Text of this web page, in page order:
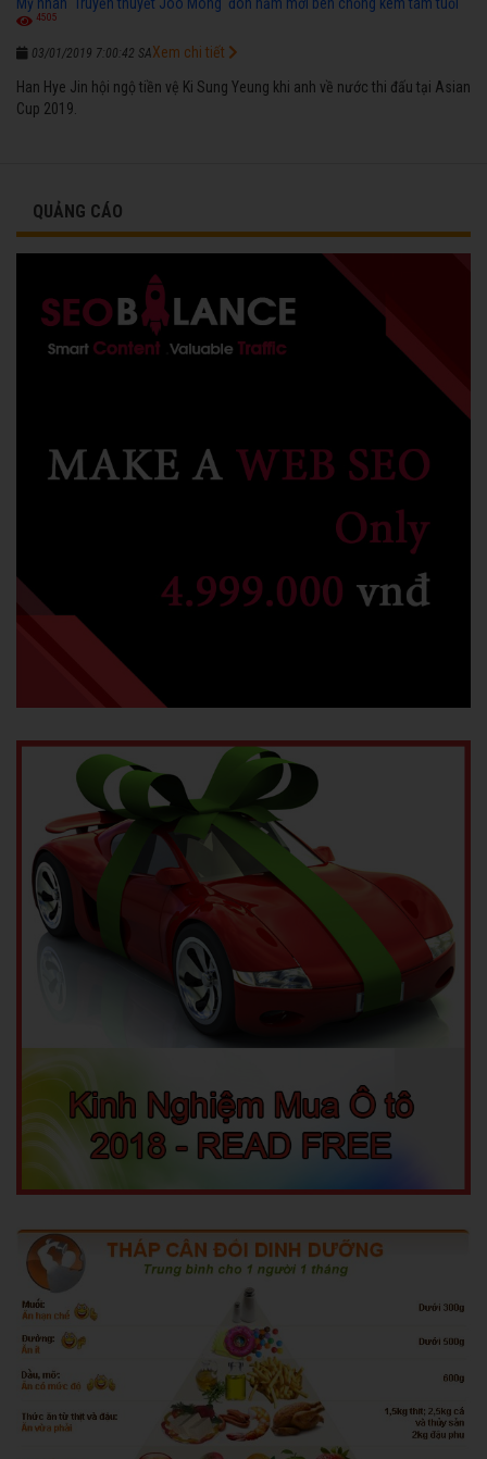
4505
03/01/2019 7:00:42 SA
Han Hye Jin hội ngộ tiền vệ Ki Sung Yeung khi anh về nước thi đấu tại Asian
Cup 2019.
Xem chi tiết
QUẢNG CÁO